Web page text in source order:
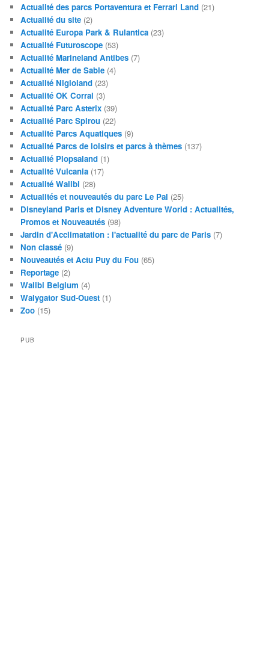
Actualité des parcs Portaventura et Ferrari Land (21)
Actualité du site (2)
Actualité Europa Park & Rulantica (23)
Actualité Futuroscope (53)
Actualité Marineland Antibes (7)
Actualité Mer de Sable (4)
Actualité Nigloland (23)
Actualité OK Corral (3)
Actualité Parc Asterix (39)
Actualité Parc Spirou (22)
Actualité Parcs Aquatiques (9)
Actualité Parcs de loisirs et parcs à thèmes (137)
Actualité Plopsaland (1)
Actualité Vulcania (17)
Actualité Walibi (28)
Actualités et nouveautés du parc Le Pal (25)
Disneyland Paris et Disney Adventure World : Actualités,
Promos et Nouveautés (98)
Jardin d'Acclimatation : l'actualité du parc de Paris (7)
Non classé (9)
Nouveautés et Actu Puy du Fou (65)
Reportage (2)
Walibi Belgium (4)
Walygator Sud-Ouest (1)
Zoo (15)
PUB